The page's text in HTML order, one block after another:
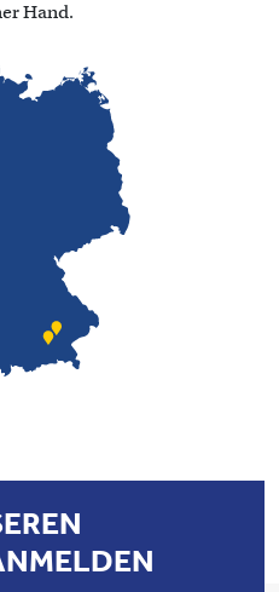
Hand.